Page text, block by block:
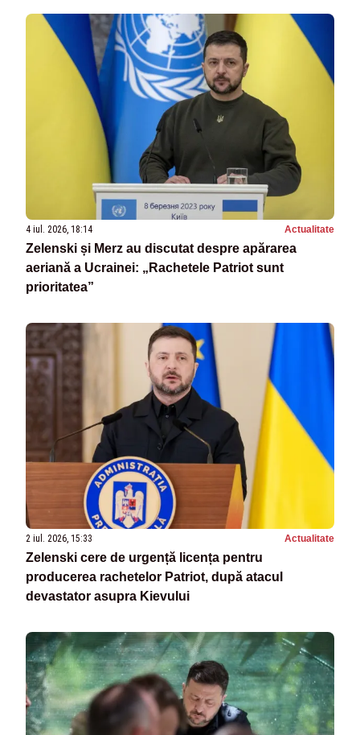
4 iul. 2026, 18:14 Actualitate
Zelenski și Merz au discutat despre apărarea
aeriană a Ucrainei: „Rachetele Patriot sunt
prioritatea”
2 iul. 2026, 15:33 Actualitate
Zelenski cere de urgență licența pentru
producerea rachetelor Patriot, după atacul
devastator asupra Kievului